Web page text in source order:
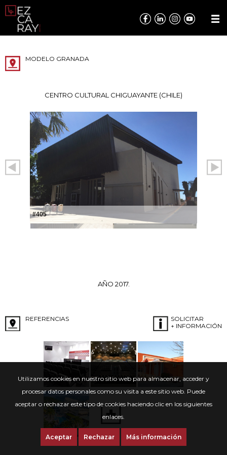
Utilizamos cookies en nuestro sitio web para almacenar, acceder y
procesar datos personales como su visita a este sitio web. Puede
aceptar o rechazar este tipo de cookies haciendo clic en los siguientes
enlaces.
Aceptar Rechazar Más información
MODELO GRANADA
CENTRO CULTURAL CHIGUAYANTE (CHILE)
#405
AÑO 2017.
REFERENCIAS
SOLICITAR
+ INFORMACIÓN